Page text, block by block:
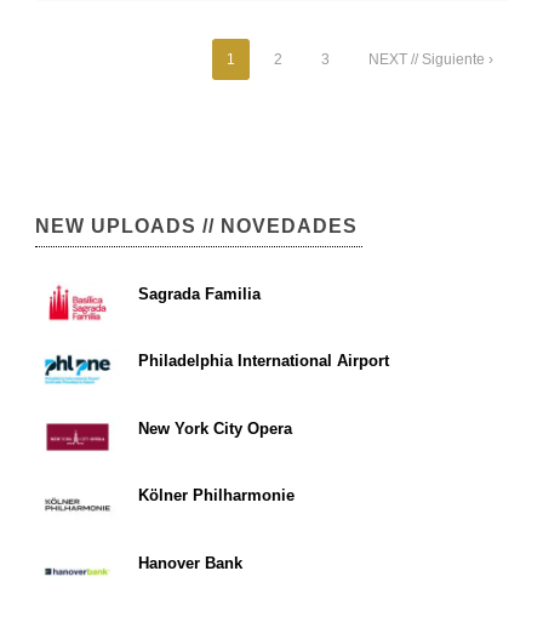
1 2 3 NEXT // Siguiente ›
NEW UPLOADS // NOVEDADES
Sagrada Familia
Philadelphia International Airport
New York City Opera
Kölner Philharmonie
Hanover Bank